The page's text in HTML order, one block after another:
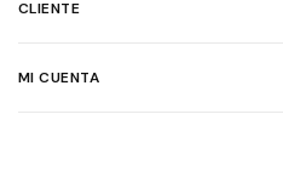
CLIENTE
MI CUENTA